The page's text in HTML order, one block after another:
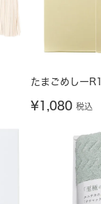
たまごめしーR1
¥1,080 税込